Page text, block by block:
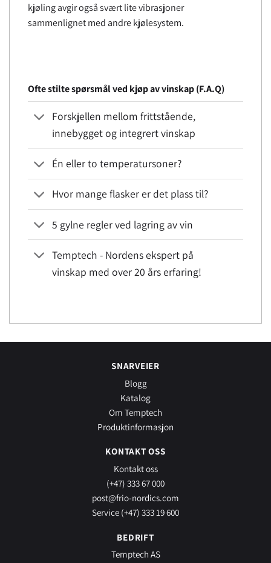
kjøling avgir også svært lite vibrasjoner
sammenlignet med andre kjølesystem.
Ofte stilte spørsmål ved kjøp av vinskap (F.A.Q)
Forskjellen mellom frittstående,
innebygget og integrert vinskap
Én eller to temperatursoner?
Hvor mange flasker er det plass til?
5 gylne regler ved lagring av vin
Temptech - Nordens ekspert på
vinskap med over 20 års erfaring!
SNARVEIER
Blogg
Katalog
Om Temptech
Produktinformasjon
KONTAKT OSS
Kontakt oss
(+47) 333 67 000
post@frio-nordics.com
Service (+47) 333 19 600
BEDRIFT
Temptech AS